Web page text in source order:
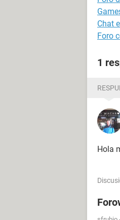
Chat
Foro
1
Hola